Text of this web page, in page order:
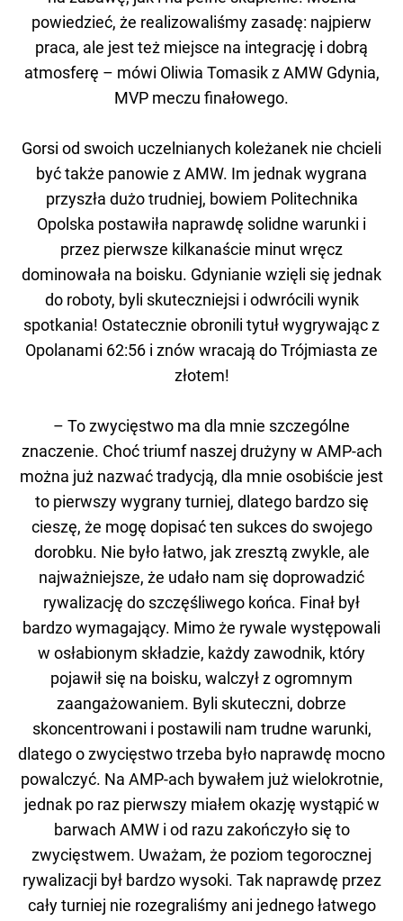
powiedzieć, że realizowaliśmy zasadę: najpierw
praca, ale jest też miejsce na integrację i dobrą
atmosferę – mówi Oliwia Tomasik z AMW Gdynia,
MVP meczu finałowego.
Gorsi od swoich uczelnianych koleżanek nie chcieli
być także panowie z AMW. Im jednak wygrana
przyszła dużo trudniej, bowiem Politechnika
Opolska postawiła naprawdę solidne warunki i
przez pierwsze kilkanaście minut wręcz
dominowała na boisku. Gdynianie wzięli się jednak
do roboty, byli skuteczniejsi i odwrócili wynik
spotkania! Ostatecznie obronili tytuł wygrywając z
Opolanami 62:56 i znów wracają do Trójmiasta ze
złotem!
– To zwycięstwo ma dla mnie szczególne
znaczenie. Choć triumf naszej drużyny w AMP-ach
można już nazwać tradycją, dla mnie osobiście jest
to pierwszy wygrany turniej, dlatego bardzo się
cieszę, że mogę dopisać ten sukces do swojego
dorobku. Nie było łatwo, jak zresztą zwykle, ale
najważniejsze, że udało nam się doprowadzić
rywalizację do szczęśliwego końca. Finał był
bardzo wymagający. Mimo że rywale występowali
w osłabionym składzie, każdy zawodnik, który
pojawił się na boisku, walczył z ogromnym
zaangażowaniem. Byli skuteczni, dobrze
skoncentrowani i postawili nam trudne warunki,
dlatego o zwycięstwo trzeba było naprawdę mocno
powalczyć. Na AMP-ach bywałem już wielokrotnie,
jednak po raz pierwszy miałem okazję wystąpić w
barwach AMW i od razu zakończyło się to
zwycięstwem. Uważam, że poziom tegorocznej
rywalizacji był bardzo wysoki. Tak naprawdę przez
cały turniej nie rozegraliśmy ani jednego łatwego